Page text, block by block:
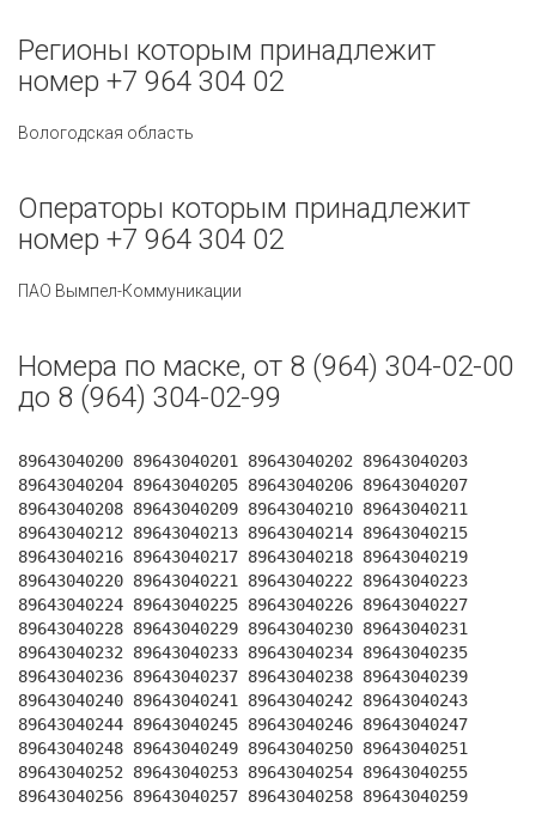
Регионы которым принадлежит
номер +7 964 304 02
Вологодская область
Операторы которым принадлежит
номер +7 964 304 02
ПАО Вымпел-Коммуникации
Номера по маске, от 8 (964) 304-02-00
до 8 (964) 304-02-99
89643040200 89643040201 89643040202 89643040203
89643040204 89643040205 89643040206 89643040207
89643040208 89643040209 89643040210 89643040211
89643040212 89643040213 89643040214 89643040215
89643040216 89643040217 89643040218 89643040219
89643040220 89643040221 89643040222 89643040223
89643040224 89643040225 89643040226 89643040227
89643040228 89643040229 89643040230 89643040231
89643040232 89643040233 89643040234 89643040235
89643040236 89643040237 89643040238 89643040239
89643040240 89643040241 89643040242 89643040243
89643040244 89643040245 89643040246 89643040247
89643040248 89643040249 89643040250 89643040251
89643040252 89643040253 89643040254 89643040255
89643040256 89643040257 89643040258 89643040259